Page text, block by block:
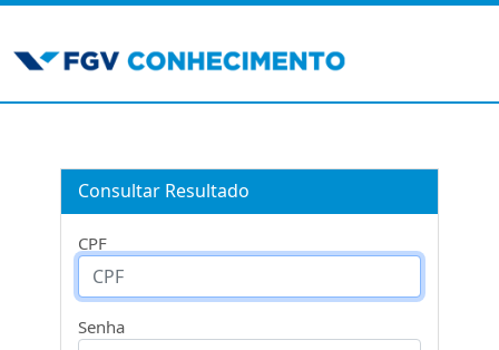
Consultar Resultado
CPF
Senha